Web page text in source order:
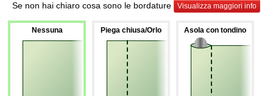
Se non hai chiaro cosa sono le bordature
Visualizza maggiori info
Nessuna Piega chiusa/Orlo Asola con tondino